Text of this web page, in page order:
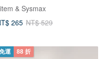
& Sysmax
265 NT$ 529
運 88 折